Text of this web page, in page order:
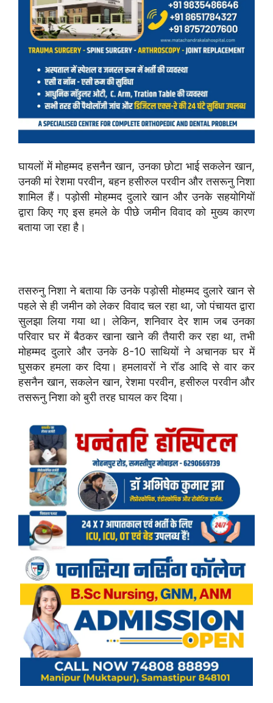
घायलों में मोहम्मद हसनैन खान, उनका छोटा भाई सकलेन खान,
उनकी मां रेशमा परवीन, बहन हसीरुल परवीन और तसरूनु निशा
शामिल हैं। पड़ोसी मोहम्मद दुलारे खान और उनके सहयोगियों
द्वारा किए गए इस हमले के पीछे जमीन विवाद को मुख्य कारण
बताया जा रहा है।
तसरुनु निशा ने बताया कि उनके पड़ोसी मोहम्मद दुलारे खान से
पहले से ही जमीन को लेकर विवाद चल रहा था, जो पंचायत द्वारा
सुलझा लिया गया था। लेकिन, शनिवार देर शाम जब उनका
परिवार घर में बैठकर खाना खाने की तैयारी कर रहा था, तभी
मोहम्मद दुलारे और उनके 8-10 साथियों ने अचानक घर में
घुसकर हमला कर दिया। हमलावरों ने रॉड आदि से वार कर
हसनैन खान, सकलेन खान, रेशमा परवीन, हसीरुल परवीन और
तसरूनु निशा को बुरी तरह घायल कर दिया।